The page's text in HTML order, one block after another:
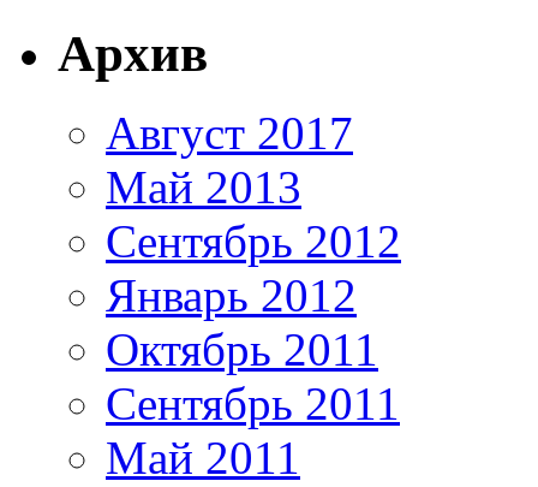
Архив
Август 2017
Май 2013
Сентябрь 2012
Январь 2012
Октябрь 2011
Сентябрь 2011
Май 2011